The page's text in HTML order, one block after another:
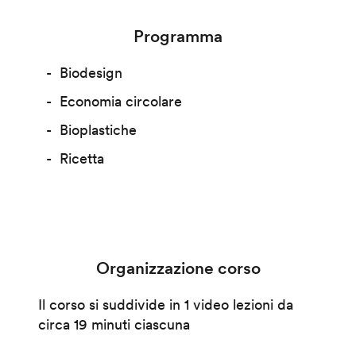
Programma
Biodesign
Economia circolare
Bioplastiche
Ricetta
Organizzazione corso
Il corso si suddivide in 1 video lezioni da
circa 19 minuti ciascuna